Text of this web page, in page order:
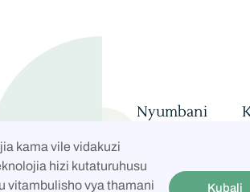
kama vile vidakuzi
hizi kutaturuhusu
vitambulisho vya thamani
Kubali
Nyumbani